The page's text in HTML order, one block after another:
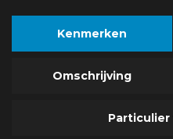
Kenmerken
Omschrijving